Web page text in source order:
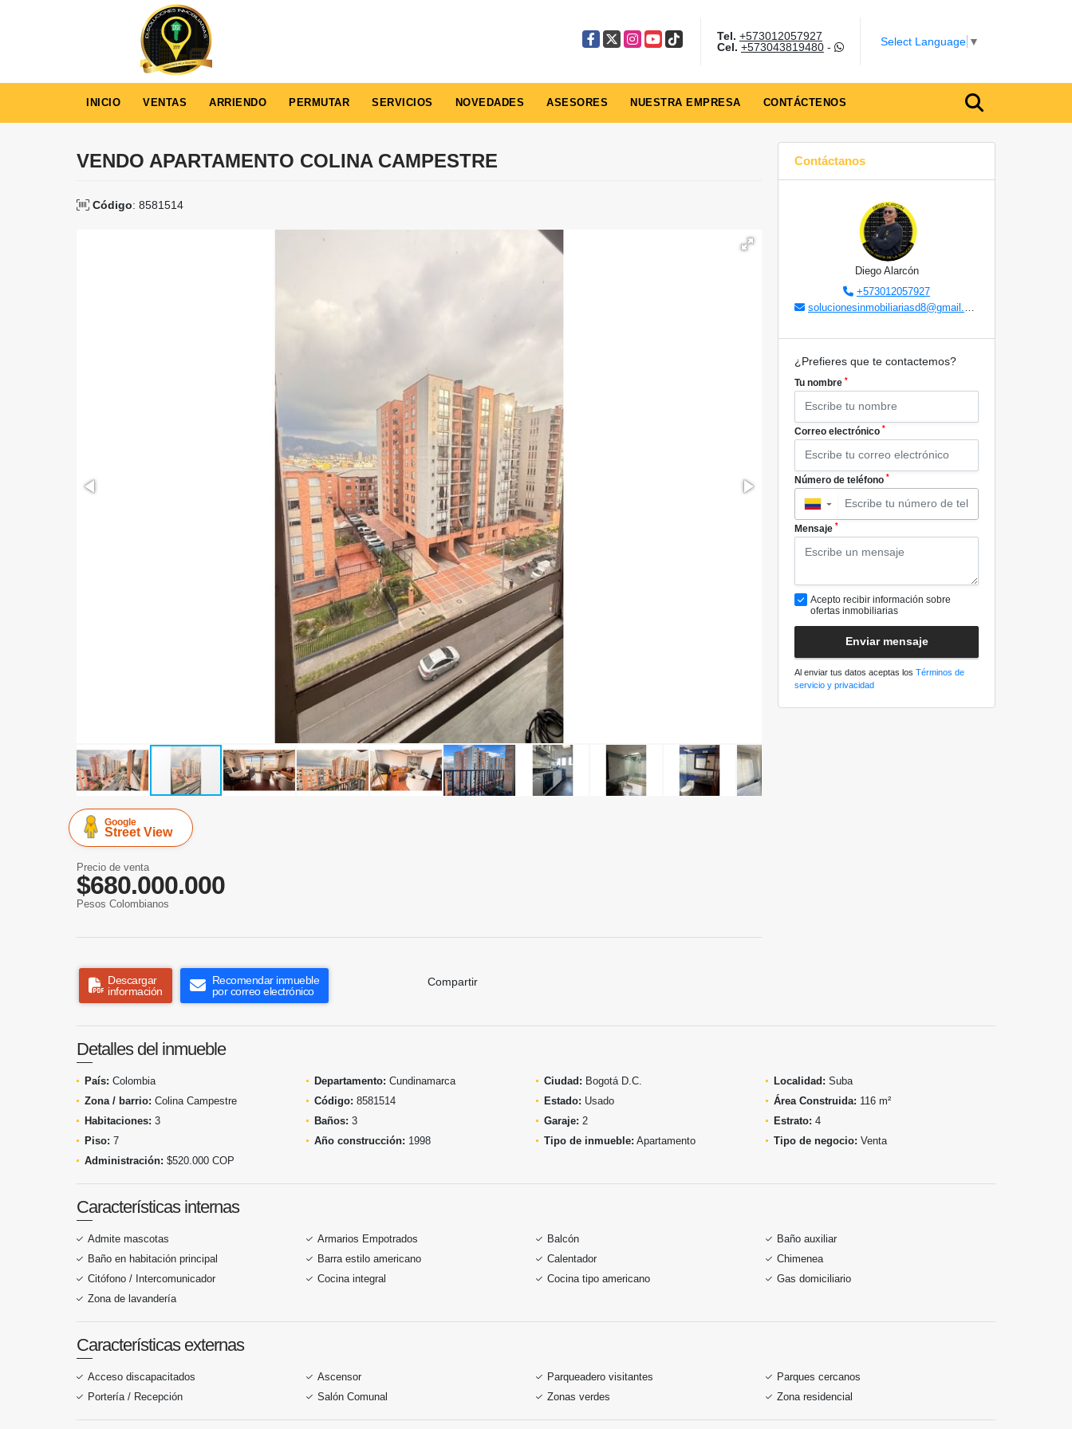
Facebook
X Instagram
YouTube
TikTok Tel. +573012057927
Cel. +573043819480- Select Language ▼
INICIO VENTAS ARRIENDO PERMUTAR SERVICIOS NOVEDADES ASESORES NUESTRA EMPRESA CONTÁCTENOS
VENDO APARTAMENTO COLINA CAMPESTRE
Código: 8581514
Google
Street View
Precio de venta
$680.000.000
Pesos Colombianos
Descargar
información
Recomendar inmueble
por correo electrónico
Compartir
Contáctanos
Diego Alarcón
+573012057927
solucionesinmobiliariasd8@gmail.com
¿Prefieres que te contactemos?
Tu nombre *
Correo electrónico *
Número de teléfono *
▼
Mensaje *
Acepto recibir información sobre
ofertas inmobiliarias
Enviar mensaje
Al enviar tus datos aceptas los Términos de
servicio y privacidad
Detalles del inmueble
País: Colombia Departamento: Cundinamarca Ciudad: Bogotá D.C. Localidad: Suba
Zona / barrio: Colina Campestre Código: 8581514 Estado: Usado Área Construida: 116 m²
Habitaciones: 3 Baños: 3 Garaje: 2 Estrato: 4
Piso: 7 Año construcción: 1998 Tipo de inmueble: Apartamento Tipo de negocio: Venta
Administración: $520.000 COP
Características internas
Admite mascotas Armarios Empotrados Balcón
Baño auxiliar
Baño en habitación principal
Barra estilo americano Calentador
Chimenea
Citófono / Intercomunicador
Cocina integral Cocina tipo americano
Gas domiciliario
Zona de lavandería
Características externas
Acceso discapacitados Ascensor Parqueadero visitantes
Parques cercanos
Portería / Recepción
Salón Comunal Zonas verdes Zona residencial